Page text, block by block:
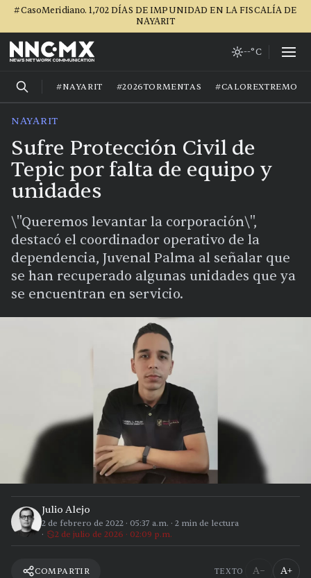
#CasoMeridiano. 1,702 DÍAS DE IMPUNIDAD EN LA FISCALÍA DE
NAYARIT
--°C
#NAYARIT #2026TORMENTAS #CALOREXTREMO
NAYARIT
Sufre Protección Civil de
Tepic por falta de equipo y
unidades
\"Queremos levantar la corporación\",
destacó el coordinador operativo de la
dependencia, Juvenal Palma al señalar que
se han recuperado algunas unidades que ya
se encuentran en servicio.
Julio Alejo
2 de febrero de 2022 · 05:37 a.m. · 2 min de lectura
2 de julio de 2026 · 02:09 p.m.
COMPARTIR TEXTO A− A+